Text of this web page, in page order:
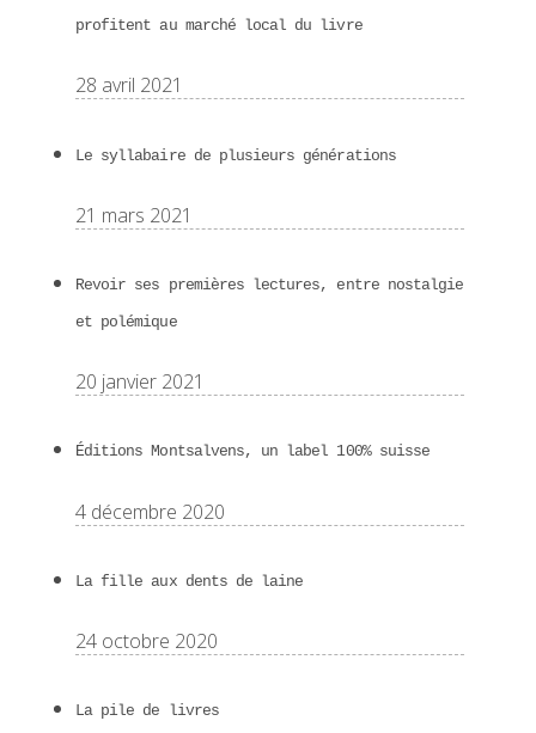
profitent au marché local du livre
28 avril 2021
Le syllabaire de plusieurs générations
21 mars 2021
Revoir ses premières lectures, entre nostalgie
et polémique
20 janvier 2021
Éditions Montsalvens, un label 100% suisse
4 décembre 2020
La fille aux dents de laine
24 octobre 2020
La pile de livres